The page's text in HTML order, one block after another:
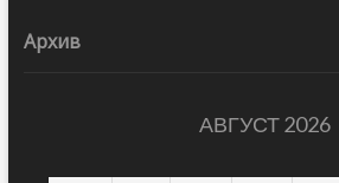
Архив
АВГУСТ 2026